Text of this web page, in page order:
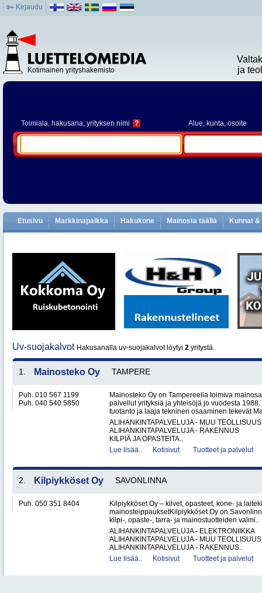
Kirjaudu
Kotimainen yrityshakemisto
ja
Toimiala, hakusana, yrityksen nimi ? Alue, kunta, osoite
Etusivu Markkinapaikka Hakukone Mainosta täällä Kunnat
Uv-suojakalvot Hakusanalla uv-suojakalvot löytyi 2 yritystä.
1. Mainosteko Oy TAMPERE
Puh. 010 567 1199
Puh. 040 540 5850
Mainosteko Oy on Tampereella toimiva
palvellut yrityksiä ja yhteisöjä jo vuodesta
tuotanto ja laaja tekninen osaaminen tekevät
ALIHANKINTAPALVELUJA - MUU TEOLLISUUS
ALIHANKINTAPALVELUJA - RAKENNUS
KILPIÄ JA OPASTEITA..
Lue lisää..
Kotisivut Tuotteet ja palvelut
2. Kilpiykköset Oy SAVONLINNA
Puh. 050 351 8404
Kilpiykköset Oy – kilvet, opasteet, kone- ja
mainosteippauksetKilpiykköset Oy on
kilpi-, opaste-, tarra- ja mainostuotteiden valmi..
ALIHANKINTAPALVELUJA - ELEKTRONIIKKA
ALIHANKINTAPALVELUJA - MUU TEOLLISUUS
ALIHANKINTAPALVELUJA - RAKENNUS..
Lue lisää..
Kotisivut Tuotteet ja palvelut